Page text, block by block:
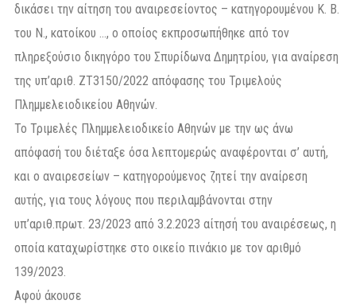
δικάσει την αίτηση του αναιρεσείοντος – κατηγορουμένου Κ. Β.
του Ν., κατοίκου …, ο οποίος εκπροσωπήθηκε από τον
πληρεξούσιο δικηγόρο του Σπυρίδωνα Δημητρίου, για αναίρεση
της υπ’αριθ. ΖΤ3150/2022 απόφασης του Τριμελούς
Πλημμελειοδικείου Αθηνών.
Το Τριμελές Πλημμελειοδικείο Αθηνών με την ως άνω
απόφασή του διέταξε όσα λεπτομερώς αναφέρονται σ’ αυτή,
και o αναιρεσείων – κατηγορούμενος ζητεί την αναίρεση
αυτής, για τους λόγους που περιλαμβάνονται στην
υπ’αριθ.πρωτ. 23/2023 από 3.2.2023 αίτησή του αναιρέσεως, η
οποία καταχωρίστηκε στο οικείο πινάκιο με τον αριθμό
139/2023.
Αφού άκουσε